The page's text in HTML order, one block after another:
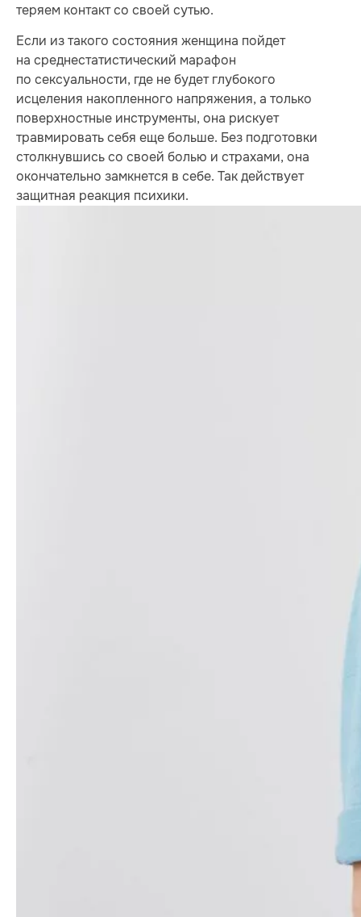
теряем контакт со своей сутью.
Если из такого состояния женщина пойдет
на среднестатистический марафон
по сексуальности, где не будет глубокого
исцеления накопленного напряжения, а только
поверхностные инструменты, она рискует
травмировать себя еще больше. Без подготовки
столкнувшись со своей болью и страхами, она
окончательно замкнется в себе. Так действует
защитная реакция психики.